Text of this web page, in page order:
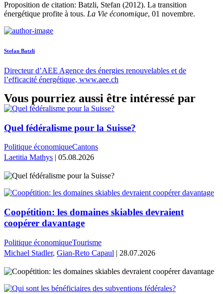
Proposition de citation: Batzli, Stefan (2012). La transition
énergétique profite à tous. La Vie économique, 01 novembre.
Stefan Batzli
Directeur d’AEE Agence des énergies renouvelables et de
l’efficacité énergétique, www.aee.ch
Vous pourriez aussi être intéressé par
Quel fédéralisme pour la Suisse?
Politique économiqueCantons
Laetitia Mathys | 05.08.2026
Coopétition: les domaines skiables devraient
coopérer davantage
Politique économiqueTourisme
Michael Stadler, Gian-Reto Capaul | 28.07.2026